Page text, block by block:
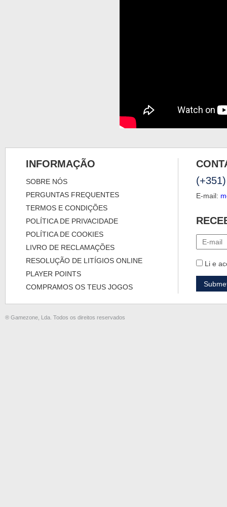
INFORMAÇÃO
SOBRE NÓS
PERGUNTAS FREQUENTES
TERMOS E CONDIÇÕES
POLÍTICA DE PRIVACIDADE
POLÍTICA DE COOKIES
LIVRO DE RECLAMAÇÕES
RESOLUÇÃO DE LITÍGIOS ONLINE
PLAYER POINTS
COMPRAMOS OS TEUS JOGOS
E-mail:
Li e
® Gamezone, Lda. Todos os direitos reservados